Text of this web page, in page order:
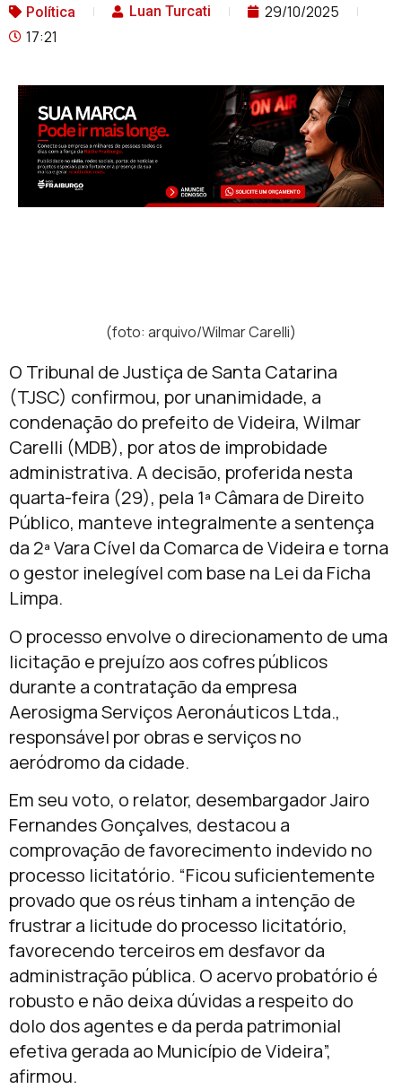
Política Luan Turcati
29/10/2025
17:21
(foto: arquivo/Wilmar Carelli)
O Tribunal de Justiça de Santa Catarina
(TJSC) confirmou, por unanimidade, a
condenação do prefeito de Videira, Wilmar
Carelli (MDB), por atos de improbidade
administrativa. A decisão, proferida nesta
quarta-feira (29), pela 1ª Câmara de Direito
Público, manteve integralmente a sentença
da 2ª Vara Cível da Comarca de Videira e torna
o gestor inelegível com base na Lei da Ficha
Limpa.
O processo envolve o direcionamento de uma
licitação e prejuízo aos cofres públicos
durante a contratação da empresa
Aerosigma Serviços Aeronáuticos Ltda.,
responsável por obras e serviços no
aeródromo da cidade.
Em seu voto, o relator, desembargador Jairo
Fernandes Gonçalves, destacou a
comprovação de favorecimento indevido no
processo licitatório. “Ficou suficientemente
provado que os réus tinham a intenção de
frustrar a licitude do processo licitatório,
favorecendo terceiros em desfavor da
administração pública. O acervo probatório é
robusto e não deixa dúvidas a respeito do
dolo dos agentes e da perda patrimonial
efetiva gerada ao Município de Videira”,
afirmou.